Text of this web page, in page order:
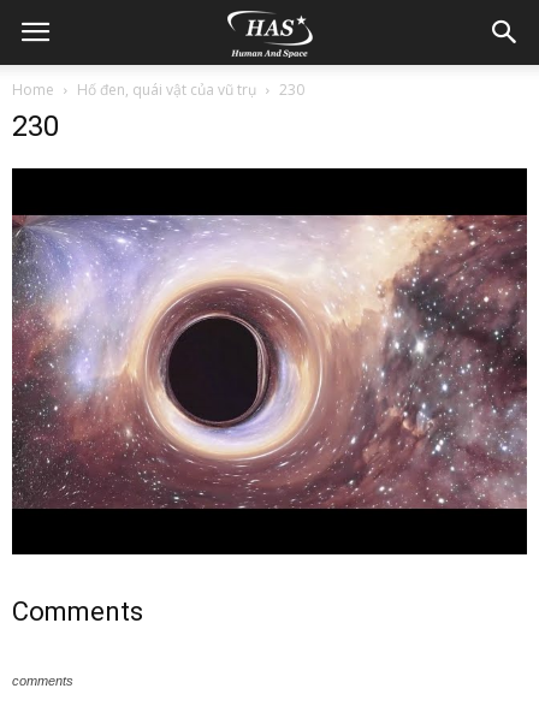
Home Hố đen, quái vật của vũ trụ 230
230
Comments
comments